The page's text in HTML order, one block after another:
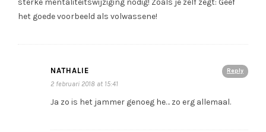
sterke mentaliteitswijziging nodig! Zoals je zelf zegt: Geef
het goede voorbeeld als volwassene!
Reply
NATHALIE
2 februari 2018 at 15:41
Ja zo is het jammer genoeg he… zo erg allemaal.